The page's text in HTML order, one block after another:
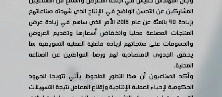
المشاركين عن التحسن الواضح في الإنتاج الذي شهدته صناعاتهم
بزيادة 40 بالمئة عن عام 2016 الأمر الذي ساهم في زيادة عرض
المنتجات المصنعة محليا وانخفاض أسعارها وتقديم العروض
والحسومات على منتجاتهم لزيادة فاعلية العملية التسويقية بما
يحقق الجدوى الاقتصادية لهم ورضا المواطنين عن الصناعة
المحلية.
وأكد الصناعيون أن هذا التطور الملحوظ يأتي تتويجا للجهود
الحكومية لإحياء العملية الإنتاجية وإقلاع المعامل نتيجة التسهيلات